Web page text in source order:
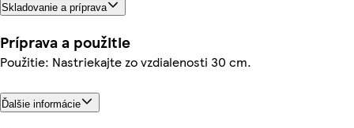
Skladovanie a príprava
Príprava a použitie
Použitie: Nastriekajte zo vzdialenosti 30 cm.
Ďalšie informácie